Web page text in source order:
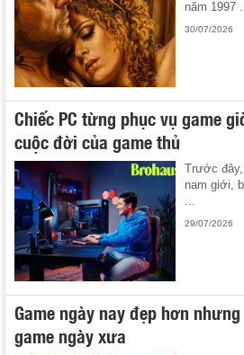
năm 1997 ...
30/07/2026
Chiếc PC từng phục vụ game
cuộc đời của game thủ
Trước
nam giới,
29/07/2026
Game ngày nay đẹp hơn
game ngày xưa